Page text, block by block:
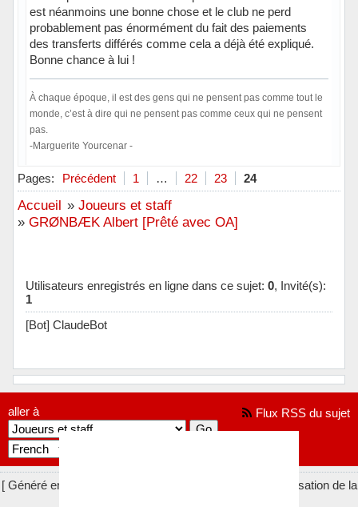
est néanmoins une bonne chose et le club ne perd
probablement pas énormément du fait des paiements
des transferts différés comme cela a déjà été expliqué.
Bonne chance à lui !
À chaque époque, il est des gens qui ne pensent pas comme tout le
monde, c’est à dire qui ne pensent pas comme ceux qui ne pensent
pas.
-Marguerite Yourcenar -
Hors ligne
Pages: Précédent 1 … 22 23 24
Accueil » Joueurs et staff
» GRØNBÆK Albert [Prêté avec OA]
Utilisateurs enregistrés en ligne dans ce sujet: 0, Invité(s):
1
[Bot] ClaudeBot
aller à Flux RSS du sujet
[ Généré en 0.017 secondes, 7 requêtes exécutées - Utilisation de la